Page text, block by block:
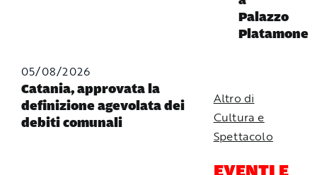
05/08/2026
Catania, approvata la
definizione agevolata dei
debiti comunali
Palazzo
Platamone
Altro di
Cultura e
Spettacolo
EVENTI E